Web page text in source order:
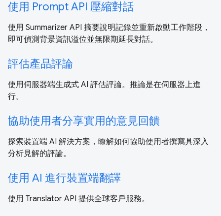
使用 Prompt API 壓縮對話
使用 Summarizer API 摘要說明記錄並重新啟動工作階段，
即可偵測背景資訊溢位並無限期延長對話。
評估產品評論
使用伺服器端生成式 AI 評估評論。推論是在伺服器上進
行。
協助使用者分享實用的意見回饋
探索裝置端 AI 解決方案，瞭解如何協助使用者撰寫具深入
分析見解的評論。
使用 AI 進行裝置端翻譯
使用 Translator API 提供全球客戶服務。